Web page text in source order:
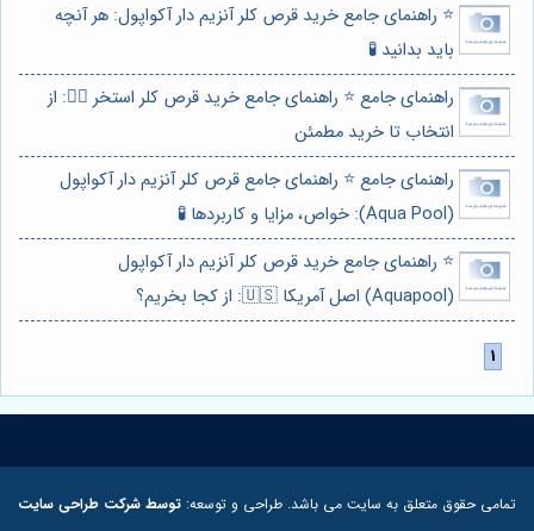
⭐️ راهنمای جامع خرید قرص کلر آنزیم دار آکواپول: هر آنچه
باید بدانید 🧪
راهنمای جامع ⭐️ راهنمای جامع خرید قرص کلر استخر 🏊‍♀️: از
انتخاب تا خرید مطمئن
راهنمای جامع ⭐️ راهنمای جامع قرص کلر آنزیم دار آکواپول
(Aqua Pool): خواص، مزایا و کاربردها 🧪
⭐️ راهنمای جامع خرید قرص کلر آنزیم دار آکواپول
(Aquapool) اصل آمریکا 🇺🇸: از کجا بخریم؟
تمامی حقوق متعلق به سایت می باشد. طراحی و توسعه: توسط شرکت طراحی سایت